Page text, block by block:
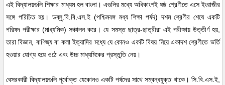
এই বিদ্যালয়গুলি শিক্ষার মাধ্যম হল বাংলা। এগুলির মধ্যে অধিকাংশই ষষ্ঠ শ্রেণীতে এসে ইংরাজীর
সঙ্গে পরিচিত হয়। ডব্লু.বি.বি.এস.ই (পশ্চিমবঙ্গ মধ্য শিক্ষা পর্ষদ) দশম শ্রেণীর শেষে একটি
পরিষদ পরীক্ষার (মাধ্যমিক) সঞ্চালন করে। যে সমস্ত ছাত্র-ছাত্রীরা এই পরীক্ষায় উত্তীর্ণ হয়,
তারা বিজ্ঞান, বাণিজ্য বা কলা ইত্যাদির মধ্যে যে কোনও একটি বিষয় নিয়ে একাদশ শ্রেণীতে ভর্তি
হওয়ার যোগ্য হয়ে ওঠে এবং উচ্চ মাধ্যমিকের প্রস্তুতি নেয়।
বেসরকারী বিদ্যালয়গুলি পূর্বোক্ত যেকোনও একটি পর্ষদের সাথে সম্বন্ধযুক্ত থাকে। সি.বি.এস.ই,